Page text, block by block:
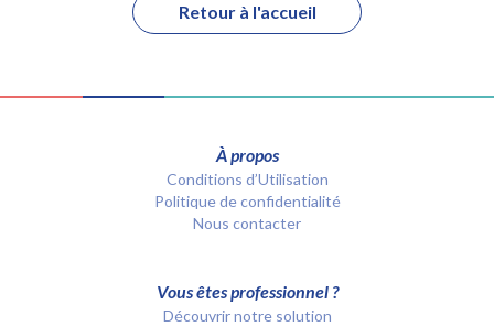
Retour à l'accueil
À propos
Conditions d’Utilisation
Politique de confidentialité
Nous contacter
Vous êtes professionnel ?
Découvrir notre solution